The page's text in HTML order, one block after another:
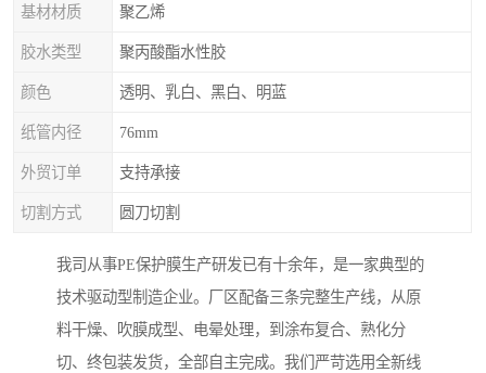
基材材质 聚乙烯
胶水类型 聚丙酸酯水性胶
颜色 透明、乳白、黑白、明蓝
纸管内径 76mm
外贸订单 支持承接
切割方式 圆刀切割
我司从事PE保护膜生产研发已有十余年，是一家典型的
技术驱动型制造企业。厂区配备三条完整生产线，从原
料干燥、吹膜成型、电晕处理，到涂布复合、熟化分
切、终包装发货，全部自主完成。我们严苛选用全新线